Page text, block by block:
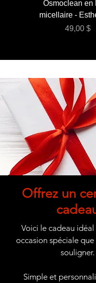
Osmoclean en
micellaire -
Prix
49,00 $
Offrez un
Voici le cadeau
occasion spéciale que
souligner.
Simple et